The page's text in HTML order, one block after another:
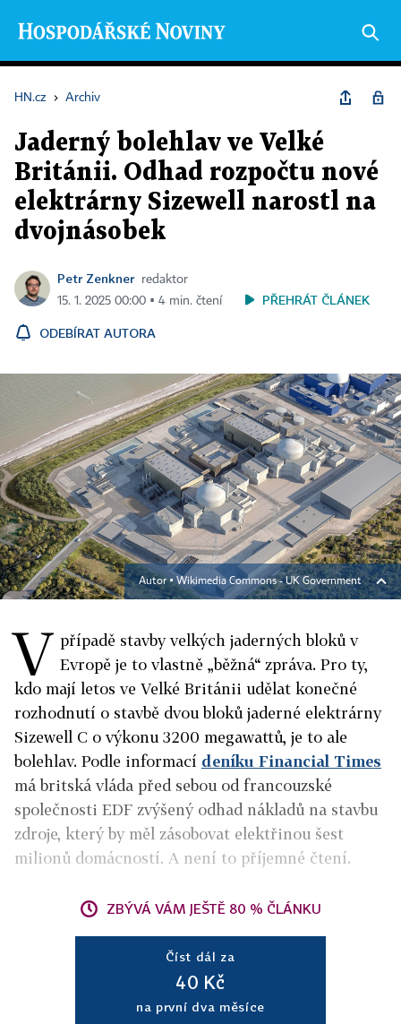
HN.cz › Archiv
Jaderný bolehlav ve Velké
Británii. Odhad rozpočtu nové
elektrárny Sizewell narostl na
dvojnásobek
Petr Zenkner
redaktor
15. 1. 2025 00:00 ▪ 4 min. čtení
PŘEHRÁT ČLÁNEK
ODEBÍRAT AUTORA
Autor ▪Wikimedia Commons - UK Government
V případě stavby velkých jaderných bloků v
Evropě je to vlastně „běžná“ zpráva. Pro ty,
kdo mají letos ve Velké Británii udělat konečné
rozhodnutí o stavbě dvou bloků jaderné elektrárny
Sizewell C o výkonu 3200 megawattů, je to ale
bolehlav. Podle informací deníku Financial Times
má britská vláda před sebou od francouzské
společnosti EDF zvýšený odhad nákladů na stavbu
zdroje, který by měl zásobovat elektřinou šest
milionů domácností. A není to příjemné čtení.
ZBÝVÁ VÁM JEŠTĚ 80 % ČLÁNKU
Číst dál za
40 Kč
na první dva měsíce